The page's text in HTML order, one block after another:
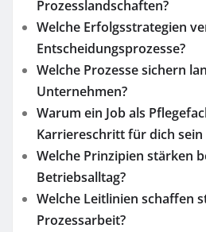
Prozesslandschaften?
Welche Erfolgsstrategien
Entscheidungsprozesse?
Welche Prozesse sichern
Unternehmen?
Warum ein Job als
Karriereschritt für dich sein
Welche Prinzipien stärken
Betriebsalltag?
Welche Leitlinien schaffen
Prozessarbeit?